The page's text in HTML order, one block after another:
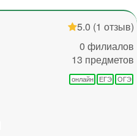
5.0 (1 отзыв)
0 филиалов
13 предметов
онлайн ЕГЭ ОГЭ